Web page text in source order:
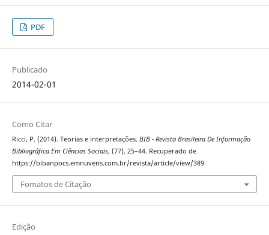
PDF
Publicado
2014-02-01
Como Citar
Ricci, P. (2014). Teorias e interpretações. BIB - Revista Brasileira De Informação
Bibliográfica Em Ciências Sociais, (77), 25–44. Recuperado de
https://bibanpocs.emnuvens.com.br/revista/article/view/389
Fomatos de Citação
Edição